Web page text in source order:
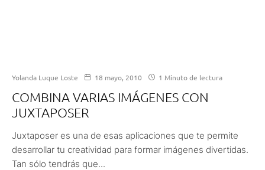
Yolanda Luque Loste 18 mayo, 2010 1 Minuto de lectura
COMBINA VARIAS IMÁGENES CON
JUXTAPOSER
Juxtaposer es una de esas aplicaciones que te permite
desarrollar tu creatividad para formar imágenes divertidas.
Tan sólo tendrás que...